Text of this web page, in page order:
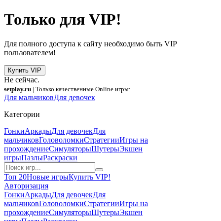
Только для VIP!
Для полного доступа к сайту необходимо быть VIP
пользователем!
Купить VIP
Не сейчас.
setplay.ru | Только качественные Online игры:
Для мальчиковДля девочек
Категории
ГонкиАркадыДля девочекДля
мальчиковГоловоломкиСтратегииИгры на
прохождениеСимуляторыШутерыЭкшен
игрыПазлыРаскраски
Топ 20Новые игрыКупить VIP!
Авторизация
ГонкиАркадыДля девочекДля
мальчиковГоловоломкиСтратегииИгры на
прохождениеСимуляторыШутерыЭкшен